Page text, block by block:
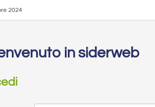
2024
in siderweb